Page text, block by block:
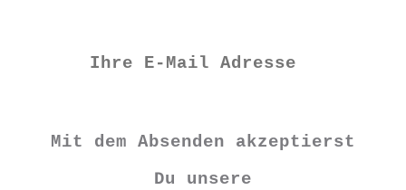
Mit dem Absenden akzeptierst
Du unsere